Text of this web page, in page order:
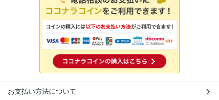
お支払い方法について